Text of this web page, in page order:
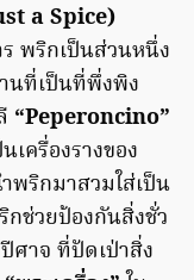
a Spice)
พริกเป็นส่วนหนึ่ง
นที่เป็นที่พึ่งพิง
“Peperoncino”
ครื่องรางของ
พริกมาสวมใส่เป็น
กช่วยป้องกันสิ่งชั่ว
ศาจ ที่ปัดเป่าสิ่ง